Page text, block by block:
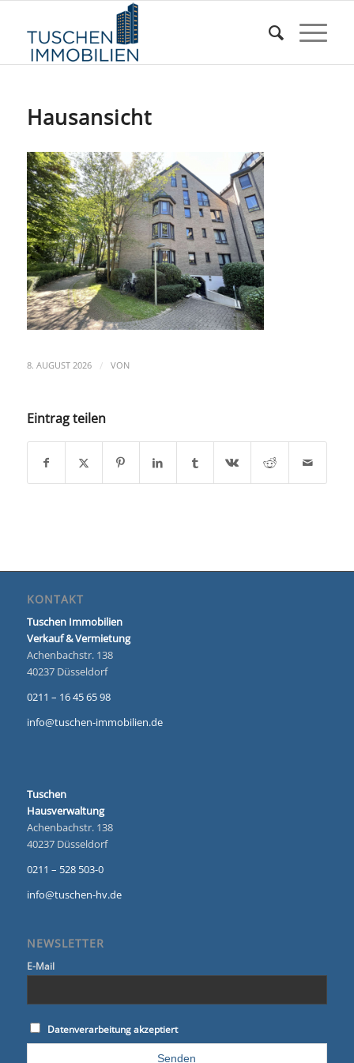
Hausansicht
8. AUGUST 2026 / VON
Eintrag teilen
KONTAKT
Tuschen Immobilien
Verkauf & Vermietung
Achenbachstr. 138
40237 Düsseldorf
0211 – 16 45 65 98
info@tuschen-immobilien.de
Tuschen
Hausverwaltung
Achenbachstr. 138
40237 Düsseldorf
0211 – 528 503-0
info@tuschen-hv.de
NEWSLETTER
E-Mail
Datenverarbeitung akzeptiert